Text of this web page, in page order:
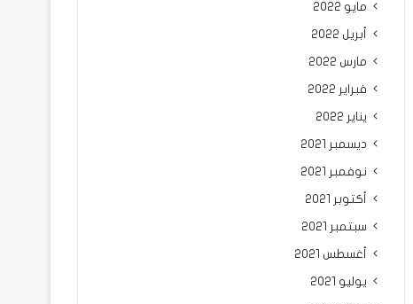
مايو 2022
أبريل 2022
مارس 2022
فبراير 2022
يناير 2022
ديسمبر 2021
نوفمبر 2021
أكتوبر 2021
سبتمبر 2021
أغسطس 2021
يوليو 2021